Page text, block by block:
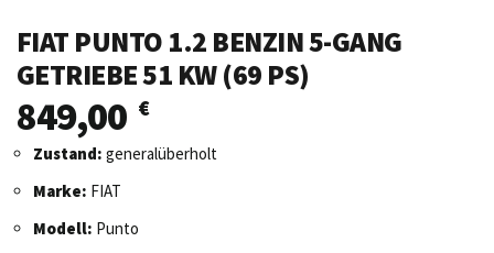
FIAT PUNTO 1.2 BENZIN 5-GANG
GETRIEBE 51 KW (69 PS)
849,00 €
Zustand: generalüberholt
Marke: FIAT
Modell: Punto